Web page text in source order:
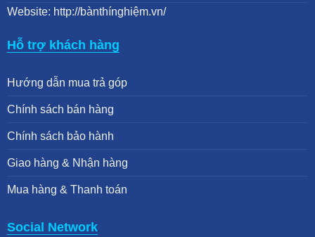
Website: http://bànthínghiệm.vn/
Hỗ trợ khách hàng
Hướng dẫn mua trả góp
Chính sách bán hàng
Chính sách bảo hành
Giao hàng & Nhận hàng
Mua hàng & Thanh toán
Social Network